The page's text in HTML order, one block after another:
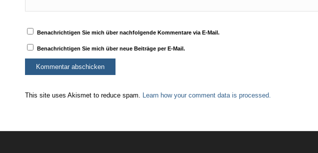
Benachrichtigen Sie mich über nachfolgende Kommentare via E-Mail.
Benachrichtigen Sie mich über neue Beiträge per E-Mail.
This site uses Akismet to reduce spam. Learn how your comment data is processed.